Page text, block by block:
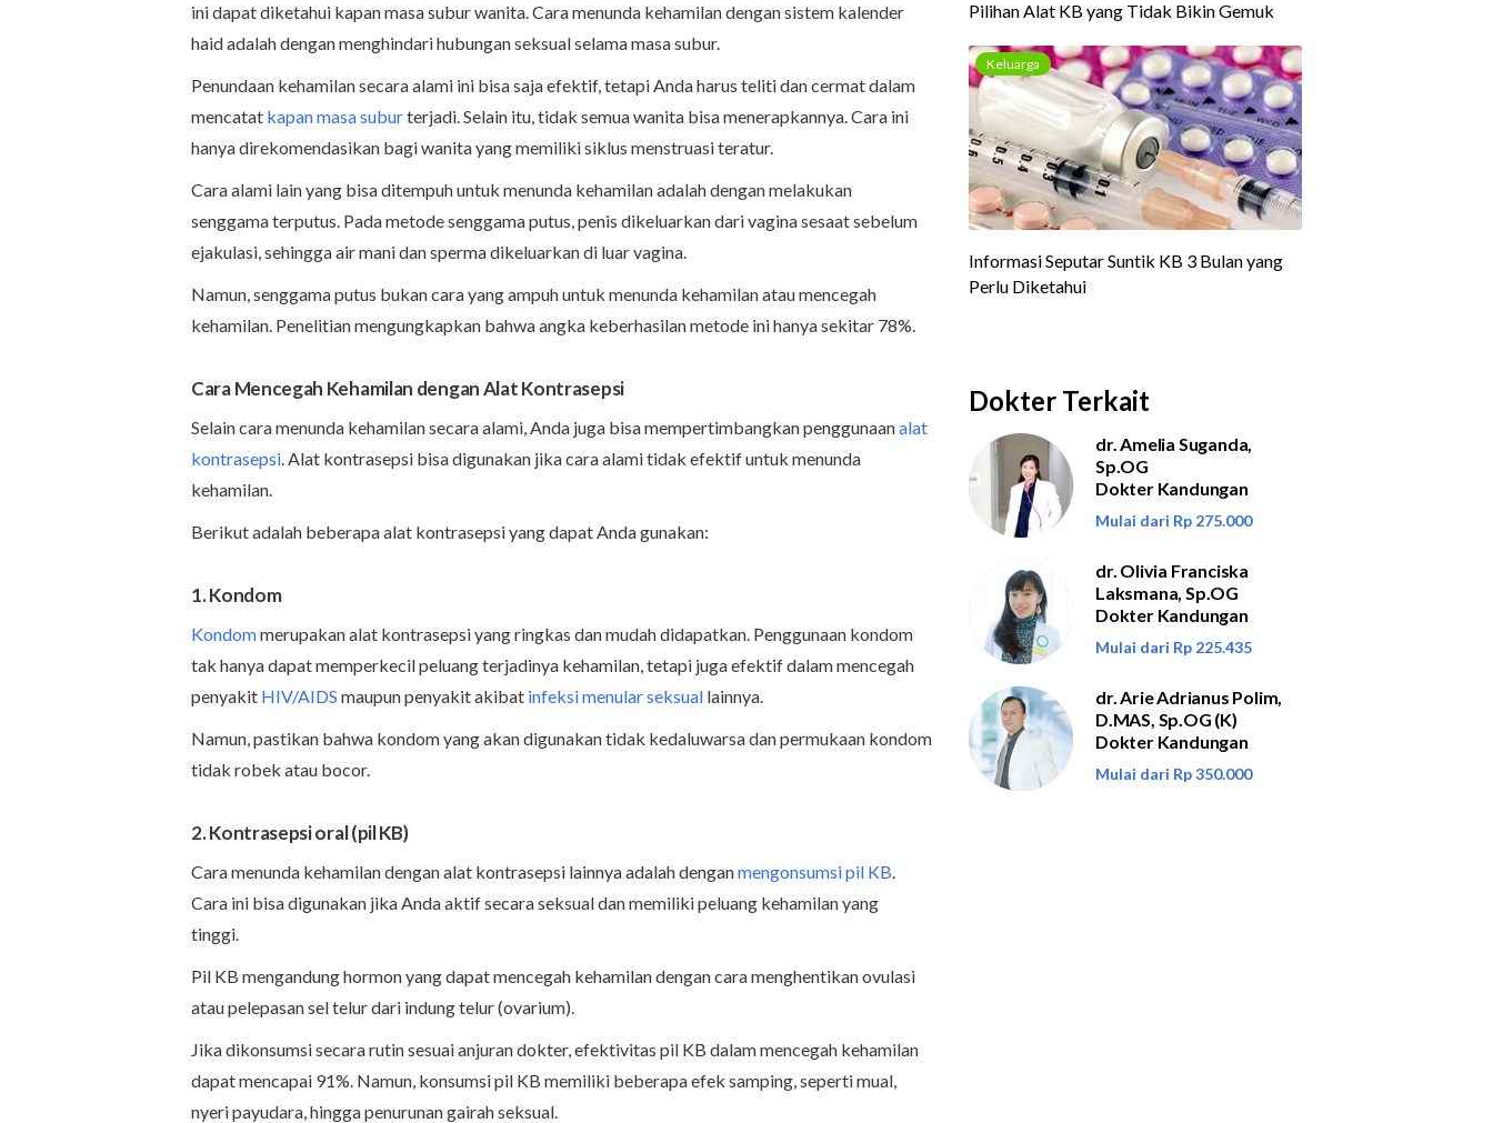
ini dapat diketahui kapan masa subur wanita. Cara menunda kehamilan dengan sistem kalender
haid adalah dengan menghindari hubungan seksual selama masa subur.
Penundaan kehamilan secara alami ini bisa saja efektif, tetapi Anda harus teliti dan cermat dalam
mencatat kapan masa suburterjadi. Selain itu, tidak semua wanita bisa menerapkannya. Cara ini
hanya direkomendasikan bagi wanita yang memiliki siklus menstruasi teratur.
Cara alami lain yang bisa ditempuh untuk menunda kehamilan adalah dengan melakukan
senggama terputus. Pada metode senggama putus, penis dikeluarkan dari vagina sesaat sebelum
ejakulasi, sehingga air mani dan sperma dikeluarkan di luar vagina.
Namun, senggama putus bukan cara yang ampuh untuk menunda kehamilan atau mencegah
kehamilan. Penelitian mengungkapkan bahwa angka keberhasilan metode ini hanya sekitar 78%.
Cara Mencegah Kehamilan dengan Alat Kontrasepsi
Selain cara menunda kehamilan secara alami, Anda juga bisa mempertimbangkan penggunaanalat
kontrasepsi. Alat kontrasepsi bisa digunakan jika cara alami tidak efektif untuk menunda
kehamilan.
Berikut adalah beberapa alat kontrasepsi yang dapat Anda gunakan:
1. Kondom
Kondommerupakan alat kontrasepsi yang ringkas dan mudah didapatkan. Penggunaan kondom
tak hanya dapat memperkecil peluang terjadinya kehamilan, tetapi juga efektif dalam mencegah
penyakit HIV/AIDS maupun penyakit akibat infeksi menular seksual lainnya.
Namun, pastikan bahwa kondom yang akan digunakan tidak kedaluwarsa dan permukaan kondom
tidak robek atau bocor.
2. Kontrasepsi oral (pil KB)
Cara menunda kehamilan dengan alat kontrasepsi lainnya adalah denganmengonsumsi pil KB.
Cara ini bisa digunakan jika Anda aktif secara seksual dan memiliki peluang kehamilan yang
tinggi.
Pil KB mengandung hormon yang dapat mencegah kehamilan dengan cara menghentikan ovulasi
atau pelepasan sel telur dari indung telur (ovarium).
Jika dikonsumsi secara rutin sesuai anjuran dokter, efektivitas pil KB dalam mencegah kehamilan
dapat mencapai 91%. Namun, konsumsi pil KB memiliki beberapa efek samping, seperti mual,
nyeri payudara, hingga penurunan gairah seksual.
Dokter Terkait